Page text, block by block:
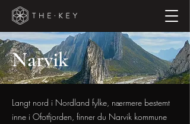
Narvik
Langt nord i Nordland fylke, nærmere bestemt
inne i Ofotfjorden, finner du Narvik kommune